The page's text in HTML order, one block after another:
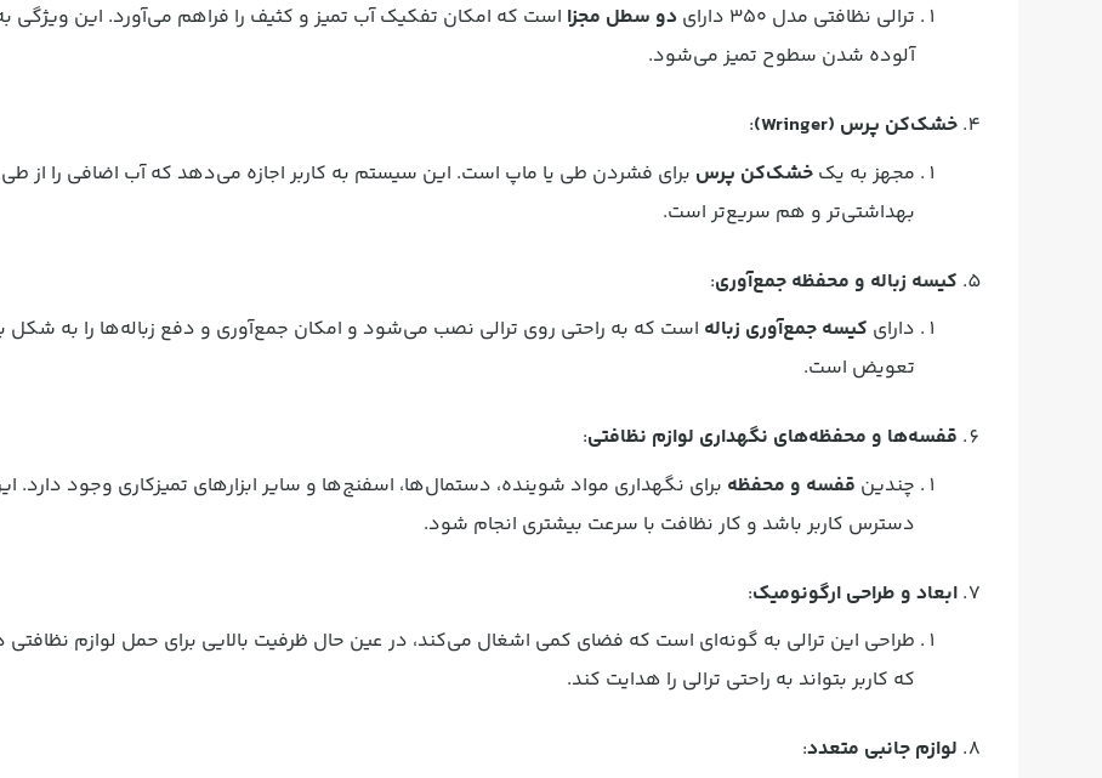
ترالی نظافتی مدل 350 دارای
دو سطل مجزا است که امکان تفکیک آب تمیز و کثیف را فراهم می‌آورد. این
آلوده شدن سطوح تمیز می‌شود.
خشک‌کن پرس (Wringer)
:
مجهز به یک خشک‌کن پرس برای فشردن طی یا ماپ است. این سیستم به کاربر اجازه می‌دهد که آب اضافی را از
بهداشتی‌تر و هم سریع‌تر است.
کیسه زباله و محفظه جمع‌آوری:
دارای کیسه جمع‌آوری زباله است که به راحتی روی ترالی نصب می‌شود و امکان جمع‌آوری و دفع زباله‌ها را به
تعویض است.
قفسه‌ها و محفظه‌های نگهداری لوازم نظافتی:
چندین قفسه و محفظه برای نگهداری مواد شوینده، دستمال‌ها، اسفنج‌ها و سایر ابزارهای تمیزکاری وجود
دسترس کاربر باشد و کار نظافت با سرعت بیشتری انجام شود.
ابعاد و طراحی ارگونومیک:
طراحی این ترالی به گونه‌ای است که فضای کمی اشغال می‌کند، در عین حال ظرفیت بالایی برای حمل لوازم
که کاربر بتواند به راحتی ترالی را هدایت کند.
لوازم جانبی متعدد: